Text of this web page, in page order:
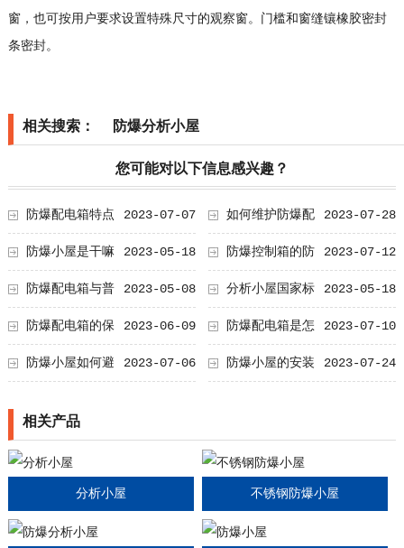
窗，也可按用户要求设置特殊尺寸的观察窗。门槛和窗缝镶橡胶密封
条密封。
相关搜索： 防爆分析小屋
您可能对以下信息感兴趣？
2023-07-07
防爆配电箱特点
2023-05-18
防爆小屋是干嘛
用的 2023-05-08
防爆配电箱与普
通配电箱的区别 2023-06-09
防爆配电箱的保
养维护 2023-07-06
防爆小屋如何避
免泄露？ 2023-07-28
如何维护防爆配
电箱的外壳？ 2023-07-12
防爆控制箱的防
爆原理 2023-05-18
分析小屋国家标
准 2023-07-10
防爆配电箱是怎
么散热的？ 2023-07-24
防爆小屋的安装
相关产品
分析小屋 不锈钢防爆小屋